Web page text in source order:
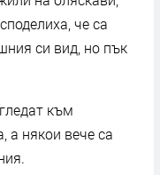
че са
си вид, но пък
към
а някои вече са